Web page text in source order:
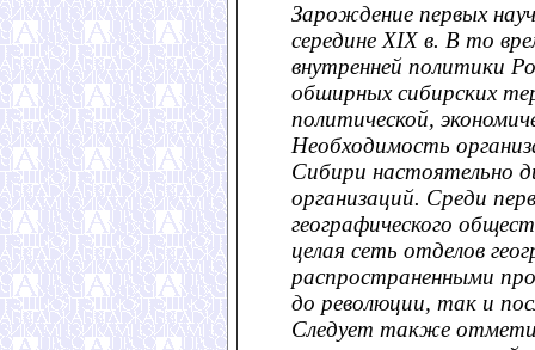
Зарождение первых
середине XIX в. В то
внутренней политики
обширных сибирских
политической,
Необходимость
Сибири настоятельно
организаций. Среди
географического
целая сеть отделов
распространенными
до революции, так и
Следует также